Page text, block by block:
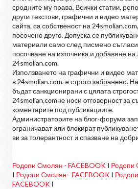
сродните му права. Всички статии,
други текстови, графични и видео
сайта, са собственост на
посочено друго. Допуска се
материали само след писмено
посочване на източника и добавяне на
24smolian.com.
Използването на графични и видео
в 24smolian.com. е строго забранено.
бъдат санкционирани с цялата
24smolian.comне носи отговорност за
коментарите под публикациите.
Администраторите на блог-форума
ограничават или блокират
ви за толерантност и спазване на
Родопи Смолян - FACEBOOK I Родопи
I Родопи Смолян - FACEBOOK I
FACEBOOK I